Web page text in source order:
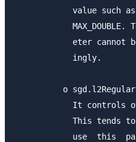
value such
MAX_DOUBLE.
eter cannot
            ingly.
o
It controls
This tends
use  this